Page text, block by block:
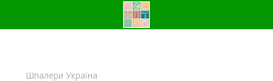
Шпалери Україна